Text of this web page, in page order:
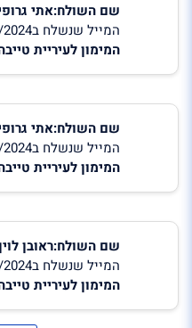
שם השולח:אתי
המייל שנשלח ב05/09/2024 08:57:51
המימון לעיריית
שם השולח:אתי
המייל שנשלח ב05/09/2024 08:57:27
המימון לעיריית
שם השולח:ראובן
המייל שנשלח ב05/09/2024 08:43:36
המימון לעיריית